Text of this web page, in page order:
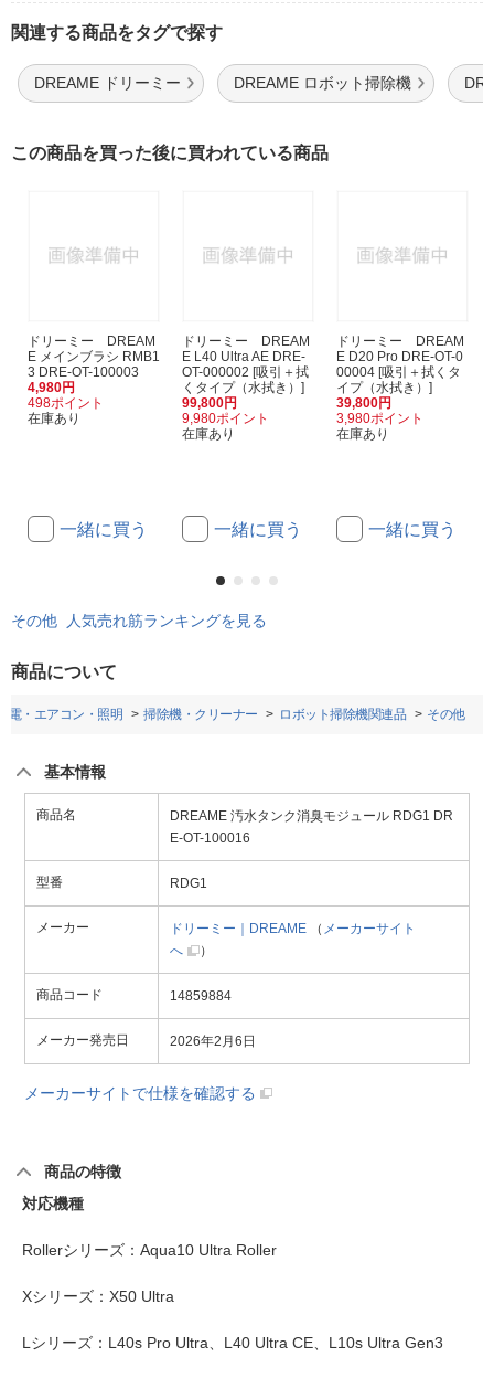
関連する商品をタグで探す
DREAME ドリーミー DREAME ロボット掃除機
この商品を買った後に買われている商品
ドリーミー DREAM
E メインブラシ RMB1
3 DRE-OT-100003
4,980円
498ポイント
在庫あり
一緒に買う
ドリーミー DREAM
E L40 Ultra AE DRE-
OT-000002 [吸引＋拭
くタイプ（水拭き）]
99,800円
9,980ポイント
在庫あり
一緒に買う
ドリーミー DREAM
E D20 Pro DRE-OT-0
00004 [吸引＋拭くタ
イプ（水拭き）]
39,800円
3,980ポイント
在庫あり
一緒に買う
その他 人気売れ筋ランキングを見る
商品について
電・エアコン・照明 掃除機・クリーナー ロボット掃除機関連品 その他
基本情報
商品名
DREAME 汚水タンク消臭モジュール RDG1 DR
E-OT-100016
型番 RDG1
メーカー ドリーミー｜DREAME （ メーカーサイト
へ
）
商品コード 14859884
メーカー発売日 2026年2月6日
メーカーサイトで仕様を確認する
商品の特徴
対応機種
Rollerシリーズ：Aqua10 Ultra Roller
Xシリーズ：X50 Ultra
Lシリーズ：L40s Pro Ultra、L40 Ultra CE、L10s Ultra Gen3